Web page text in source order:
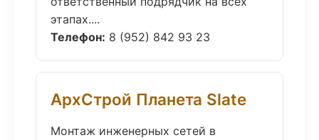
этапах....
Телефон: 8 (952) 842 93 23
АрхСтрой Планета Slate
Монтаж инженерных сетей в